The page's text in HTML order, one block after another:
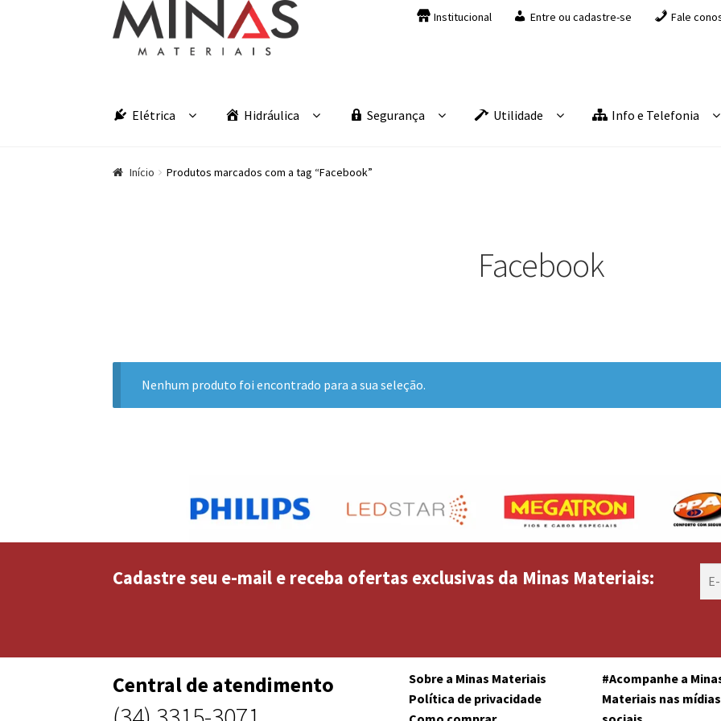
Pular para navegação
Pular para o conteúdo Institucional Entre ou cadastre-se Fale
Elétrica Hidráulica Segurança Utilidade Info e Telefonia
Início Produtos marcados com a tag “Facebook”
Facebook
Nenhum produto foi encontrado para a sua seleção.
Cadastre seu e-mail e receba ofertas exclusivas da Minas Materiais:
Central de atendimento
Sobre a Minas Materiais
Política de privacidade
#Acompanhe a
Materiais nas mídias